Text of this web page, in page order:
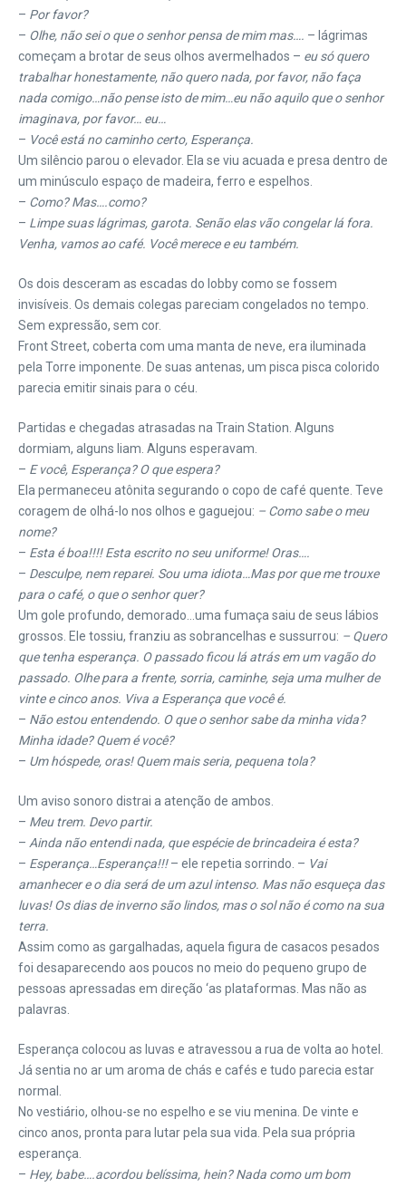
– Por favor?
– Olhe, não sei o que o senhor pensa de mim mas…. – lágrimas
começam a brotar de seus olhos avermelhados – eu só quero
trabalhar honestamente, não quero nada, por favor, não faça
nada comigo…não pense isto de mim…eu não aquilo que o senhor
imaginava, por favor… eu…
– Você está no caminho certo, Esperança.
Um silêncio parou o elevador. Ela se viu acuada e presa dentro de
um minúsculo espaço de madeira, ferro e espelhos.
– Como? Mas….como?
– Limpe suas lágrimas, garota. Senão elas vão congelar lá fora.
Venha, vamos ao café. Você merece e eu também.
Os dois desceram as escadas do lobby como se fossem
invisíveis. Os demais colegas pareciam congelados no tempo.
Sem expressão, sem cor.
Front Street, coberta com uma manta de neve, era iluminada
pela Torre imponente. De suas antenas, um pisca pisca colorido
parecia emitir sinais para o céu.
Partidas e chegadas atrasadas na Train Station. Alguns
dormiam, alguns liam. Alguns esperavam.
– E você, Esperança? O que espera?
Ela permaneceu atônita segurando o copo de café quente. Teve
coragem de olhá-lo nos olhos e gaguejou: – Como sabe o meu
nome?
– Esta é boa!!!! Esta escrito no seu uniforme! Oras….
– Desculpe, nem reparei. Sou uma idiota…Mas por que me trouxe
para o café, o que o senhor quer?
Um gole profundo, demorado…uma fumaça saiu de seus lábios
grossos. Ele tossiu, franziu as sobrancelhas e sussurrou: – Quero
que tenha esperança. O passado ficou lá atrás em um vagão do
passado. Olhe para a frente, sorria, caminhe, seja uma mulher de
vinte e cinco anos. Viva a Esperança que você é.
– Não estou entendendo. O que o senhor sabe da minha vida?
Minha idade? Quem é você?
– Um hóspede, oras! Quem mais seria, pequena tola?
Um aviso sonoro distrai a atenção de ambos.
– Meu trem. Devo partir.
– Ainda não entendi nada, que espécie de brincadeira é esta?
– Esperança…Esperança!!!– ele repetia sorrindo. – Vai
amanhecer e o dia será de um azul intenso. Mas não esqueça das
luvas! Os dias de inverno são lindos, mas o sol não é como na sua
terra.
Assim como as gargalhadas, aquela figura de casacos pesados
foi desaparecendo aos poucos no meio do pequeno grupo de
pessoas apressadas em direção ‘as plataformas. Mas não as
palavras.
Esperança colocou as luvas e atravessou a rua de volta ao hotel.
Já sentia no ar um aroma de chás e cafés e tudo parecia estar
normal.
No vestiário, olhou-se no espelho e se viu menina. De vinte e
cinco anos, pronta para lutar pela sua vida. Pela sua própria
esperança.
– Hey, babe….acordou belíssima, hein? Nada como um bom